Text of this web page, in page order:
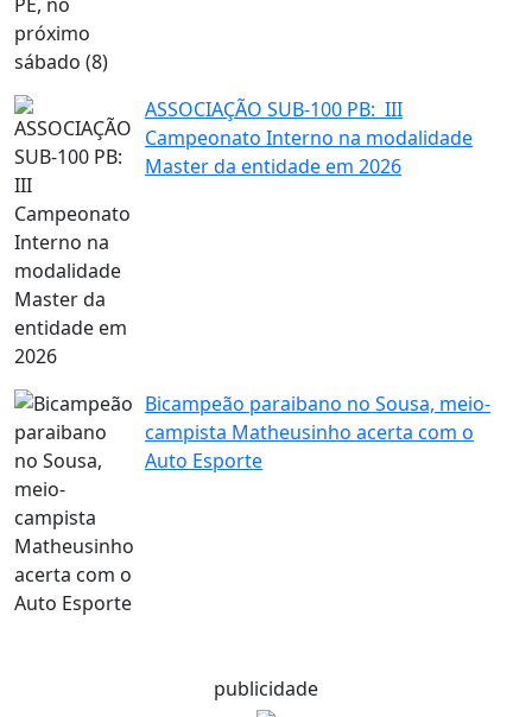
ASSOCIAÇÃO SUB-100 PB: III
Campeonato Interno na modalidade
Master da entidade em 2026
Bicampeão paraibano no Sousa, meio-
campista Matheusinho acerta com o
Auto Esporte
publicidade